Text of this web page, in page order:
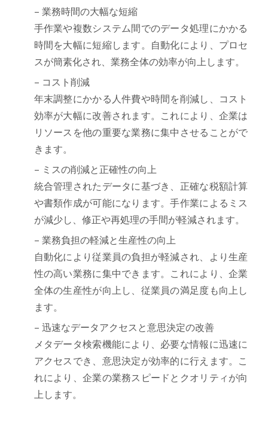
– 業務時間の大幅な短縮
手作業や複数システム間でのデータ処理にかかる
時間を大幅に短縮します。自動化により、プロセ
スが簡素化され、業務全体の効率が向上します。
– コスト削減
年末調整にかかる人件費や時間を削減し、コスト
効率が大幅に改善されます。これにより、企業は
リソースを他の重要な業務に集中させることがで
きます。
– ミスの削減と正確性の向上
統合管理されたデータに基づき、正確な税額計算
や書類作成が可能になります。手作業によるミス
が減少し、修正や再処理の手間が軽減されます。
– 業務負担の軽減と生産性の向上
自動化により従業員の負担が軽減され、より生産
性の高い業務に集中できます。これにより、企業
全体の生産性が向上し、従業員の満足度も向上し
ます。
– 迅速なデータアクセスと意思決定の改善
メタデータ検索機能により、必要な情報に迅速に
アクセスでき、意思決定が効率的に行えます。こ
れにより、企業の業務スピードとクオリティが向
上します。